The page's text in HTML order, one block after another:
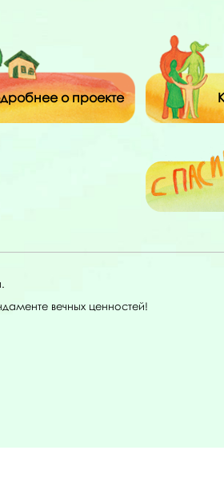
о проекте
вечных ценностей!